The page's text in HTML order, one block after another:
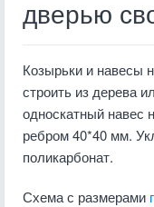
дверью
Козырьки и навесы
строить из дерева
односкатный навес
ребром 40*40 мм.
поликарбонат.
Схема с размерами